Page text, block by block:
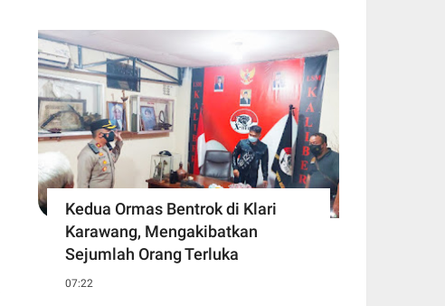
Kedua Ormas Bentrok di Klari
Karawang, Mengakibatkan
Sejumlah Orang Terluka
07:22